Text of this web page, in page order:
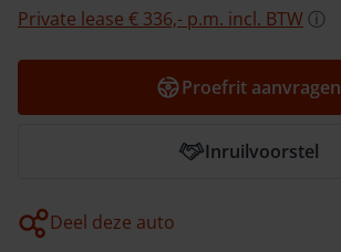
Private lease € 336,- p.m. incl. BTWⓘ
Proefrit aanvragen
Inruilvoorstel
Deel deze auto